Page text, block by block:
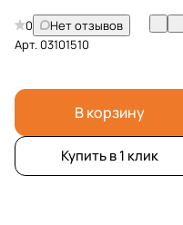
0
Нет отзывов
Арт.03101510
В корзину
Купить в 1 клик